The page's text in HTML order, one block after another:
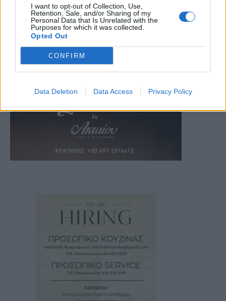
I want to opt-out of Collection, Use,
Retention, Sale, and/or Sharing of my
Personal Data that Is Unrelated with the
Purposes for which it was collected.
Opted Out
CONFIRM
Data Deletion Data Access Privacy Policy